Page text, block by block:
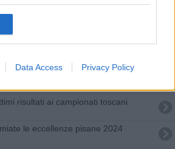
Data Access Privacy Policy
Cini, obiettivo Fidal
una mattina di gare per studenti di
risultati ai campionati toscani
le eccellenze pisane 2024